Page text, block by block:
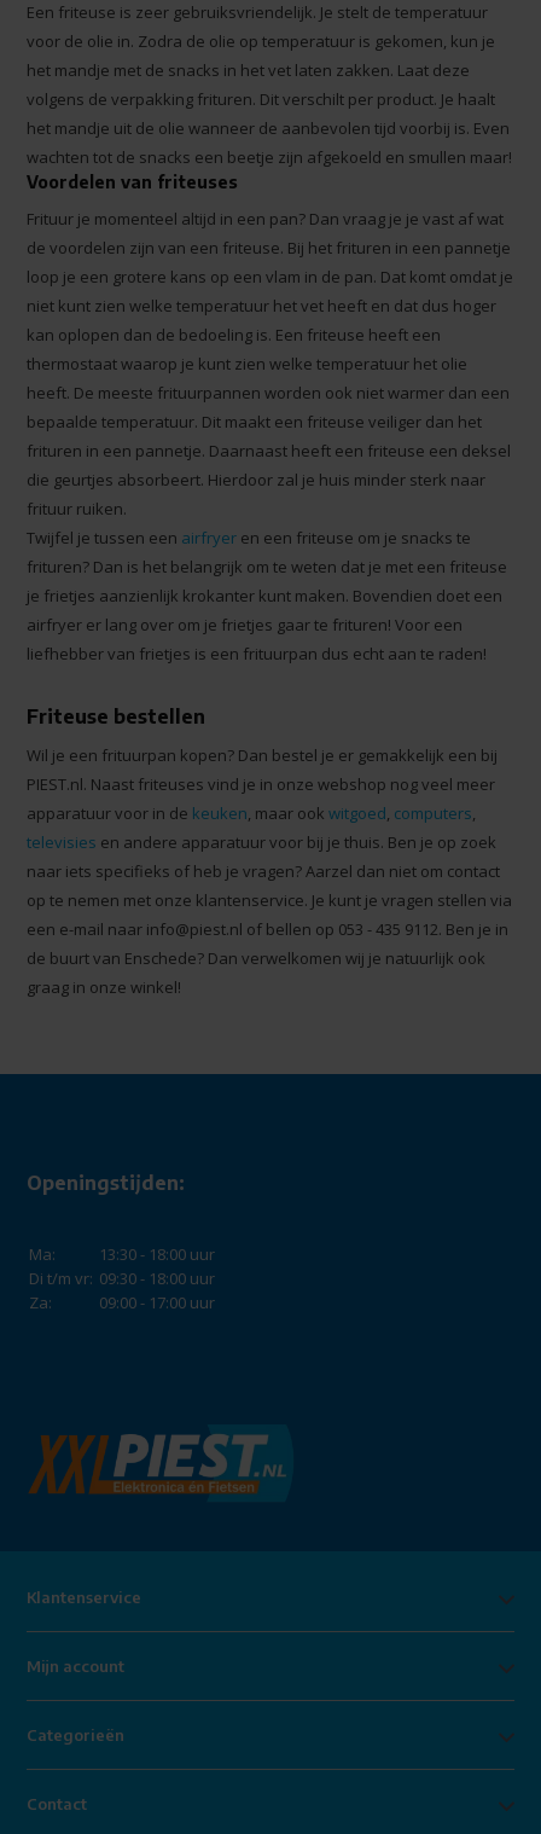
Een friteuse is zeer gebruiksvriendelijk. Je stelt de temperatuur
voor de olie in. Zodra de olie op temperatuur is gekomen, kun je
het mandje met de snacks in het vet laten zakken. Laat deze
volgens de verpakking frituren. Dit verschilt per product. Je haalt
het mandje uit de olie wanneer de aanbevolen tijd voorbij is. Even
wachten tot de snacks een beetje zijn afgekoeld en smullen maar!
Voordelen van friteuses
Frituur je momenteel altijd in een pan? Dan vraag je je vast af wat
de voordelen zijn van een friteuse. Bij het frituren in een pannetje
loop je een grotere kans op een vlam in de pan. Dat komt omdat je
niet kunt zien welke temperatuur het vet heeft en dat dus hoger
kan oplopen dan de bedoeling is. Een friteuse heeft een
thermostaat waarop je kunt zien welke temperatuur het olie
heeft. De meeste frituurpannen worden ook niet warmer dan een
bepaalde temperatuur. Dit maakt een friteuse veiliger dan het
frituren in een pannetje. Daarnaast heeft een friteuse een deksel
die geurtjes absorbeert. Hierdoor zal je huis minder sterk naar
frituur ruiken.
Twijfel je tussen een airfryer en een friteuse om je snacks te
frituren? Dan is het belangrijk om te weten dat je met een friteuse
je frietjes aanzienlijk krokanter kunt maken. Bovendien doet een
airfryer er lang over om je frietjes gaar te frituren! Voor een
liefhebber van frietjes is een frituurpan dus echt aan te raden!
Friteuse bestellen
Wil je een frituurpan kopen? Dan bestel je er gemakkelijk een bij
PIEST.nl. Naast friteuses vind je in onze webshop nog veel meer
apparatuur voor in de keuken, maar ookwitgoed, computers,
televisies en andere apparatuur voor bij je thuis. Ben je op zoek
naar iets specifieks of heb je vragen? Aarzel dan niet om contact
op te nemen met onze klantenservice. Je kunt je vragen stellen via
een e-mail naar info@piest.nl of bellen op 053 - 435 9112. Ben je in
de buurt van Enschede? Dan verwelkomen wij je natuurlijk ook
graag in onze winkel!
Openingstijden:
Ma:
13:30 - 18:00 uur
Di t/m vr: 09:30 - 18:00 uur
Za:
09:00 - 17:00 uur
Klantenservice
Mijn account
Categorieën
Contact